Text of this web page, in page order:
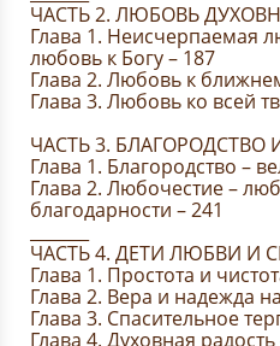
ЧАСТЬ 2. ЛЮБОВЬ
Глава 1. Неисчерпаемая
любовь к Богу – 187
Глава 2. Любовь к
Глава 3. Любовь ко всей
ЧАСТЬ 3.
Глава 1. Благородство –
Глава 2. Любочестие –
благодарности – 241
ЧАСТЬ 4. ДЕТИ ЛЮБВИ И
Глава 1. Простота и
Глава 2. Вера и надежда
Глава 3. Спасительное
Глава 4. Духовная радость